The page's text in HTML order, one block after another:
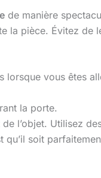
de manière
la pièce. Évitez de
lorsque vous êtes
la porte.
l’objet. Utilisez
soit